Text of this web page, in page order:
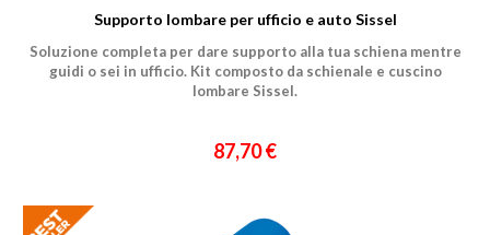
Ho preso visione dell'informativa al trattamento dati.
Voglio ricevere comunicazioni su corsi, eventi, prodotti e novità di
Genesi srl.
Informativa Privacy
Supporto lombare per ufficio e auto Sissel
Soluzione completa per dare supporto alla tua schiena mentre
guidi o sei in ufficio. Kit composto da schienale e cuscino
lombare Sissel.
87,70 €